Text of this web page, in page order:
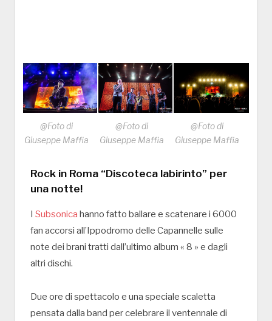
@Foto di
Giuseppe Maffia
@Foto di
Giuseppe Maffia
@Foto di
Giuseppe Maffia
Rock in Roma “Discoteca labirinto” per
una notte!
I Subsonica hanno fatto ballare e scatenare i 6000
fan accorsi all’Ippodromo delle Capannelle sulle
note dei brani tratti dall’ultimo album « 8 » e dagli
altri dischi.
Due ore di spettacolo e una speciale scaletta
pensata dalla band per celebrare il ventennale di